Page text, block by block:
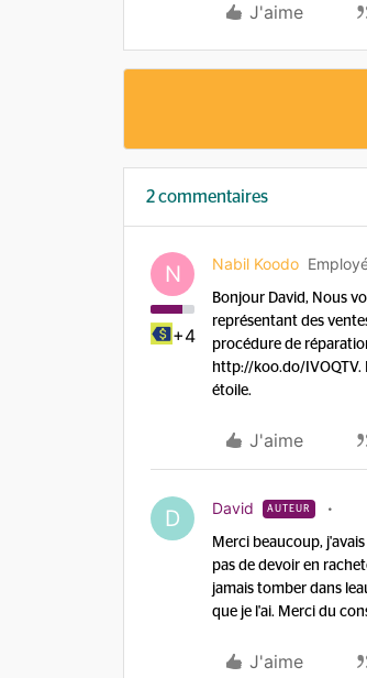
J'aime
2 commentaires
N
+4
Nabil Koodo
Bonjour David, Nous
représentant des
procédure de
http://koo.do/IVOQTV.
étoile.
J'aime
D David AUTEUR
Merci beaucoup,
pas de devoir en
jamais tomber dans
que je l'ai. Merci du
J'aime